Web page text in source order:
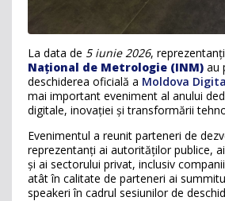
La data de 5 iunie 2026,
Național de Metrologie (INM) au
deschiderea oficială a Moldova
mai important eveniment al anului
digitale, inovației și transformării
Evenimentul a reunit parteneri de
reprezentanți ai autorităților publice,
și ai sectorului privat, inclusiv
atât în calitate de parteneri ai
speakeri în cadrul sesiunilor de